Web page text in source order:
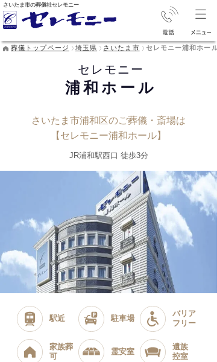
さいたま市の葬儀社セレモニー
葬儀トップページ 埼玉県 さいたま市 セレモニー浦和ホール
セレモニー
浦和ホール
さいたま市浦和区のご葬儀・斎場は
【セレモニー浦和ホール】
JR浦和駅西口 徒歩3分
駅近 駐車場
バリア
フリー
家族葬
可
霊安室
遺族
控室